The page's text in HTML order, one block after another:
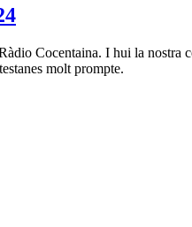
Cocentaina. I hui la
molt prompte.